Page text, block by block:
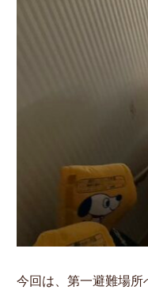
今回は、第一避難場